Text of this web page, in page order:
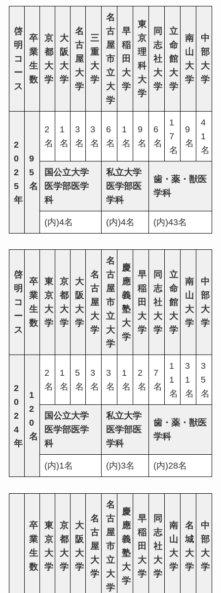
啓
明
コ
ー
ス
卒
業
生
数
京
都
大
学
大
阪
大
学
名
古
屋
大
学
三
重
大
学
名
古
屋
市
立
大
学
早
稲
田
大
学
東
京
理
科
大
学
同
志
社
大
学
立
命
館
大
学
南
山
大
学
中
部
大
学
2
0
2
5
年
9
5
名
2
名
1
名
3
名
3
名
6
名
1
名
9
名
6
名
1
7
名
9
名
4
1
名
国公立大学
医学部医学
科
私立大学
医学部医
学科
歯・薬・獣医
学科
(内)4名 (内)4名 (内)43名
啓
明
コ
ー
ス
卒
業
生
数
東
京
大
学
京
都
大
学
大
阪
大
学
名
古
屋
大
学
名
古
屋
市
立
大
学
慶
應
義
塾
大
学
早
稲
田
大
学
同
志
社
大
学
立
命
館
大
学
南
山
大
学
中
部
大
学
2
0
2
4
年
1
2
0
名
2
名
1
名
5
名
3
名
3
名
1
名
2
名
7
名
1
1
名
3
1
名
3
5
名
国公立大学
医学部医学
科
私立大学
医学部医
学科
歯・薬・獣医
学科
(内)1名 (内)3名 (内)28名
卒
業
生
数
東
京
大
学
京
都
大
学
大
阪
大
学
名
古
屋
大
学
名
古
屋
市
立
大
学
慶
應
義
塾
大
学
早
稲
田
大
学
同
志
社
大
学
南
山
大
学
名
城
大
学
中
部
大
学